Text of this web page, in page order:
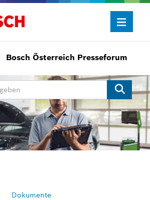
Bosch Österreich Presseforum
Dokumente